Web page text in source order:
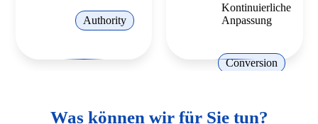
Authority
Kontinuierliche
Anpassung
Conversion
Was können wir für Sie tun?